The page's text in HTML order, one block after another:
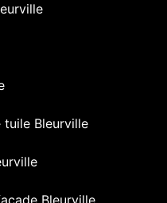
tuile Bleurville